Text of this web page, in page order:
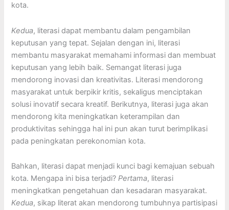
kota.
Kedua, literasi dapat membantu dalam pengambilan
keputusan yang tepat. Sejalan dengan ini, literasi
membantu masyarakat memahami informasi dan membuat
keputusan yang lebih baik. Semangat literasi juga
mendorong inovasi dan kreativitas. Literasi mendorong
masyarakat untuk berpikir kritis, sekaligus menciptakan
solusi inovatif secara kreatif. Berikutnya, literasi juga akan
mendorong kita meningkatkan keterampilan dan
produktivitas sehingga hal ini pun akan turut berimplikasi
pada peningkatan perekonomian kota.
Bahkan, literasi dapat menjadi kunci bagi kemajuan sebuah
kota. Mengapa ini bisa terjadi?Pertama, literasi
meningkatkan pengetahuan dan kesadaran masyarakat.
Kedua, sikap literat akan mendorong tumbuhnya partisipasi